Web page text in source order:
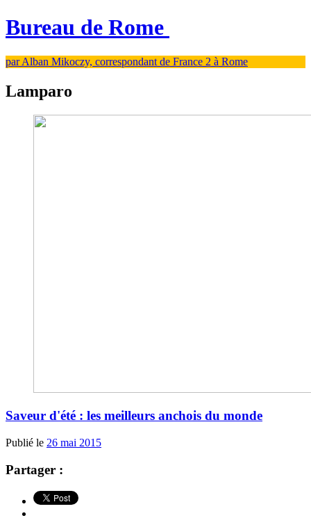
Bureau de Rome
par Alban Mikoczy, correspondant de France 2 à Rome
Lamparo
Saveur d'été : les meilleurs anchois du monde
Publié le 26 mai 2015
Partager :